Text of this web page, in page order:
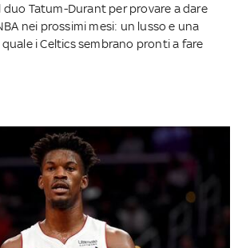
Tatum-Durant per provare a dare
nei prossimi mesi: un lusso e una
i Celtics sembrano pronti a fare